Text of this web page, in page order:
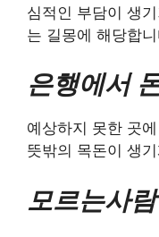
심적인 부담이 생
는 길몽에 해당합
은행에서
예상하지 못한 곳
뜻밖의 목돈이 생
모르는사